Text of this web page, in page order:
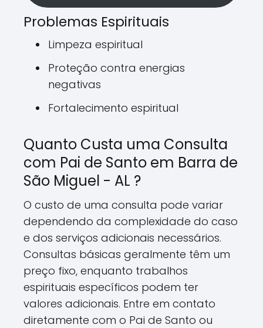
Problemas Espirituais
Limpeza espiritual
Proteção contra energias
negativas
Fortalecimento espiritual
Quanto Custa uma Consulta
com Pai de Santo em Barra de
São Miguel - AL ?
O custo de uma consulta pode variar
dependendo da complexidade do caso
e dos serviços adicionais necessários.
Consultas básicas geralmente têm um
preço fixo, enquanto trabalhos
espirituais específicos podem ter
valores adicionais. Entre em contato
diretamente com o Pai de Santo ou